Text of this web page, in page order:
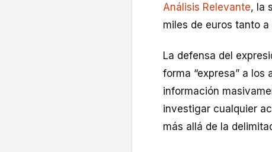
Análisis Relevante, la
miles de euros tanto
La defensa del
forma “expresa” a los
información
investigar cualquier
más allá de la